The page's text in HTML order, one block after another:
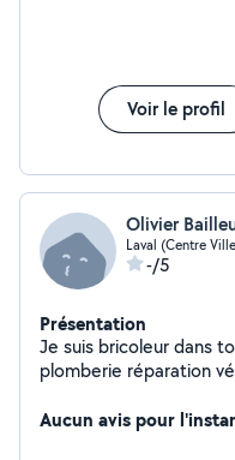
Voir le profil
Olivier
Laval (Centre
-/5
Présentation
Je suis bricoleur dans
plomberie réparation
Aucun avis pour